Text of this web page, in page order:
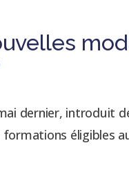
dernier, introduit
éligibles